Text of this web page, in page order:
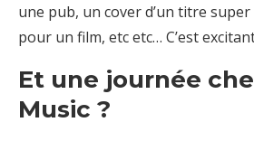
une pub, un cover d’un titre
pour un film, etc etc… C’est
Et une journée
Music ?